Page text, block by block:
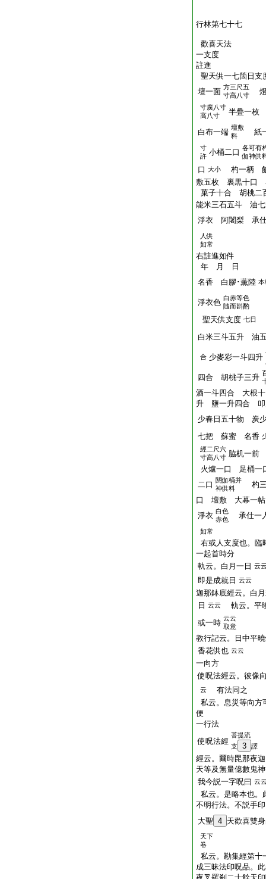
行林第七十七
歡喜天法
一支度
註進
聖天供一七箇日支
壇一面 方三尺五
寸高八寸
寸廣八寸
高八寸
半疊一
白布一端 壇敷
料
紙
寸
許 小桶二口 各可有
伽神供
口 大小
杓一柄
敷五枚 裏黒十口
菓子十合 胡桃二
能米三石五斗 油
淨衣 阿闍梨 承
人供
如常
右註進如件
年 月 日
名香 白膠･薫陸 本
淨衣色 白赤等色
隨而斟酌
聖天供支度 七日
白米三斗五升 油
合 少麥彩一斗四升
四合 胡桃子三升
酒一斗四合 大根
升 鹽一升四合 叩
少春日五十物 炭
七把 蘇蜜 名香
經二尺六
寸高八寸 脇机一前
火爐一口 足桶
二口 閼伽桶并
神供料
杓
口 壇敷 大幕一帖
淨衣 白色
赤色
承仕一
如常
右或人支度也。臨
一起首時分
軌云。白月一日 云
即是成就日 云云
迦那鉢底經云。白
日 云云
軌云。平
或一時 云云
取意
教行記云。日中平
香花供也 云云
一向方
使呪法經云。彼像
云
有法同之
私云。息災等向方
便
一行法
使呪法經
菩提流
支
3 譯
經云。爾時毘那夜
天等及無量億數鬼
我今説一字呪曰 云
私云。是略本也。
不明行法。不説手
大聖 4 天歡喜雙
天下
卷
私云。勘集經第十
成三昧法印呪品。